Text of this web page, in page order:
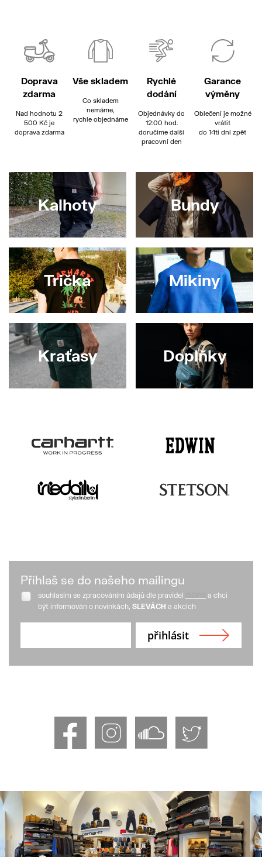
Doprava
zdarma
Nad hodnotu 2
500 Kč je
doprava zdarma
Vše skladem
Co skladem
nemáme,
rychle objednáme
Rychlé
dodání
Objednávky do
12:00 hod.
doručíme další
pracovní den
Garance
výměny
Oblečení je možné
vrátit
do 14ti dní zpět
Kalhoty Bundy
Trička Mikiny
Kraťasy Doplňky
Přihlaš se do našeho mailingu
souhlasím se zpracováním údajů dle pravidel
a chci
být informován o novinkách, SLEVÁCH a akcích